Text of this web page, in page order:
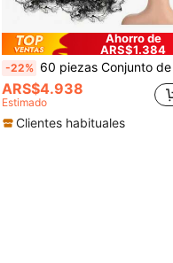
Ahorro de
ARS$1.384
-22% 60 piezas Conjunto de redecilla elástica invisible y pinzas para el cabello, para moños, bailarinas de ballet, accesorios para el cabello, herramientas
ARS$4.938
Estimado
Clientes habituales